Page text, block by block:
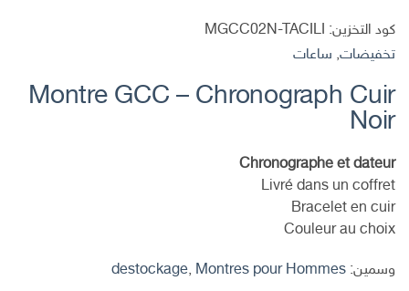
كود التخزين:MGCC02N-TACILI
تخفيضات,ساعات
Montre GCC – Chronograph Cuir
Noir
Chronographe et dateur
Livré dans un coffret
Bracelet en cuir
Couleur au choix
وسمين: destockage,Montres pour Hommes